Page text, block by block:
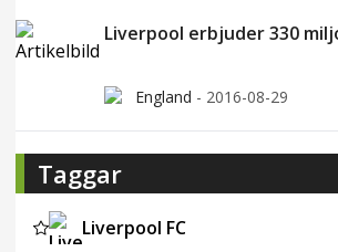
Liverpool erbjuder 330
England - 2016-08-29
Taggar
Liverpool FC